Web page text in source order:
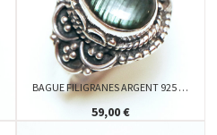
BAGUE FILIGRANES ARGENT 925 …
59,00 €